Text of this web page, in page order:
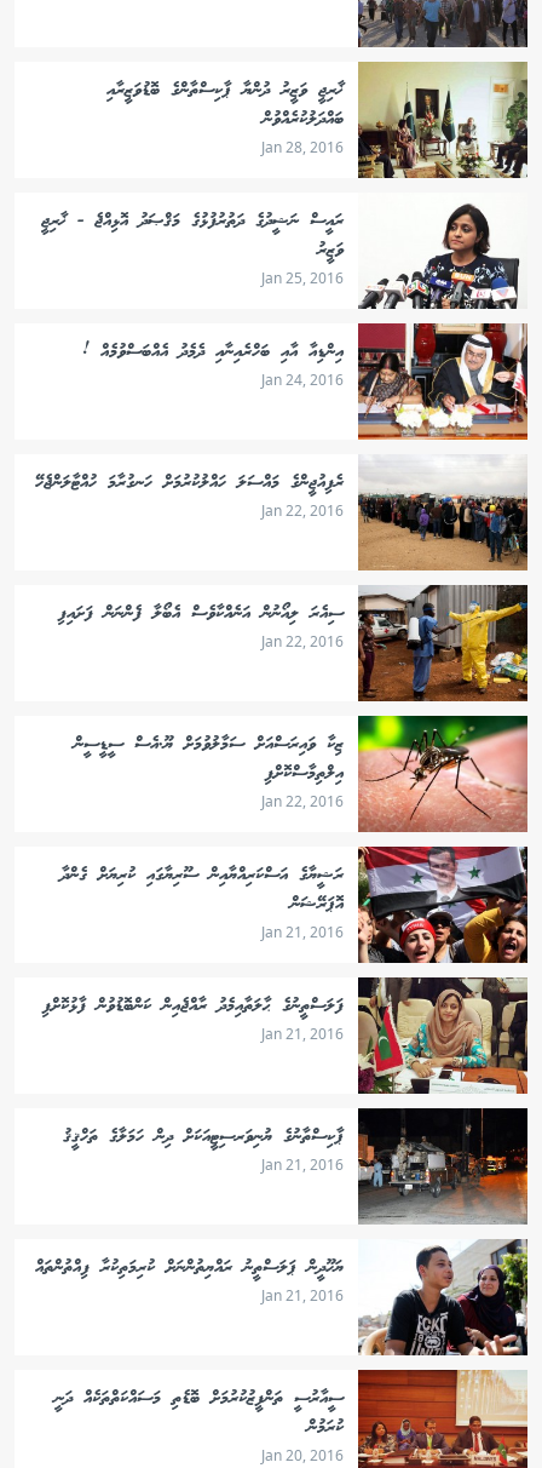
ޚާރިޖީ ވަޒީރު ދުންޔާ ޕާކިސްތާންގެ ބޮޑުވަޒީރާއި
ބައްދަލުކުރެއްވުން
Jan 28, 2016
ރައީސް ނަޝީދުގެ ދަތުރުފުޅުގެ މަޤްޞަދު އޮޅިއްޖެ - ޚާރިޖީ
ވަޒީރު
Jan 25, 2016
އިންޑިއާ އާއި ބަހްރެއިނާއި ދެމެދު އެއްބަސްވުމެއް !
Jan 24, 2016
ރެފިއުޖީންގެ މައްސަލަ ހައްލުކުރުމަށް ހަނގުރާމަ ހުއްޓާލަންޖެހޭ
Jan 22, 2016
ސިއެރަ ލިއޯނުން އަނެއްކާވެސް އެބޯލާ ފެންނަން ފަށައިފި
Jan 22, 2016
ޒިކާ ވައިރަސްއަށް ސަމާލުވުމަށް ޔޫ.އެސް ސީޑީސީން
އިލްތިމާސްކޮށްފި
Jan 22, 2016
ރަޝީޔާގެ އަސްކަރިއްޔާއިން ސޫރިޔާގައި ކުރިޔަށް ގެންދާ
އޮޕަރޭޝަން
Jan 21, 2016
ފަލަސްތީނުގެ ޙާލަތާއިމެދު ރާއްޖެއިން ކަންބޮޑުވުން ފާޅުކޮށްފި
Jan 21, 2016
ޕާކިސްތާނުގެ ޔުނިވަރސިޓީއަކަށް ދިން ހަމަލާގެ ތަހްޤީޤު
Jan 21, 2016
ޔަހޫދީން ޕަލަސްތީނު ރައްޔިތުންނަށް ކުރިމަތިކުރާ ފިއްތުންތައް
Jan 21, 2016
ސީއާރުސީ ތަންފީޒުކުރުމަށް ބޮޑެތި މަސައްކަތްތަކެއް ދަނީ
ކުރަމުން
Jan 20, 2016